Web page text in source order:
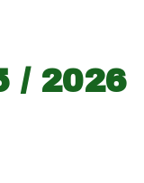
/ 2026